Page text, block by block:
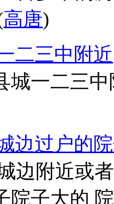
高唐)
二三中附近
城一二三
边过户的
边附近或
院子大的